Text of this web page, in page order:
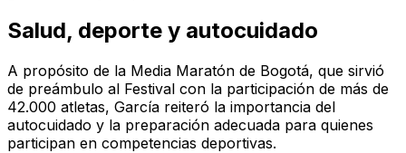
Salud, deporte y autocuidado
A propósito de la Media Maratón de Bogotá, que sirvió
de preámbulo al Festival con la participación de más de
42.000 atletas, García reiteró la importancia del
autocuidado y la preparación adecuada para quienes
participan en competencias deportivas.